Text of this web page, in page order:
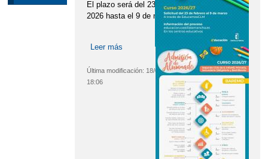
El plazo será del 23 de febrero de
2026 hasta el 9 de marzo de 2026.
Leer más sobre PERÍODO DE ADMISIÓN DEL
ALUMNADO 2026
Última modificación: 18/02/2026 -
18:06